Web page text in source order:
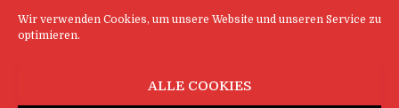
Wir verwenden Cookies, um unsere Website und unseren Service zu
optimieren.
ALLE COOKIES